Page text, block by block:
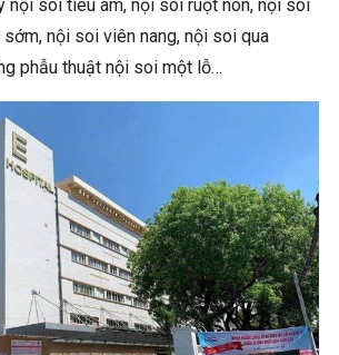
nội soi tiêu âm, nội soi ruột non, nội soi
nội soi viên nang, nội soi qua
phẫu thuật nội soi một lỗ…